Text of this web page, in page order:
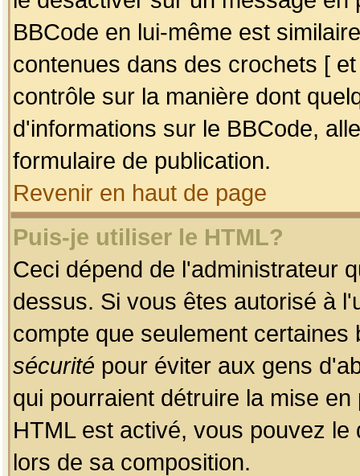
BBCode en lui-même est
contenues dans des crochets [
contrôle sur la manière dont
d'informations sur le BBCode,
formulaire de publication.
Revenir en haut de page
Puis-je utiliser le HTML?
Ceci dépend de l'administrateur
dessus. Si vous êtes autorisé à
compte que seulement
sécurité pour éviter aux gens
qui pourraient détruire la mise
HTML est activé, vous pouvez
lors de sa composition.